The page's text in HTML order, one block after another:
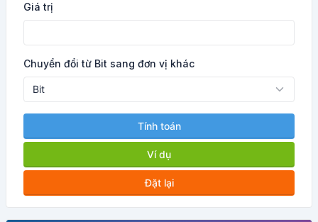
Giá trị
Chuyển đổi từ Bit sang đơn vị khác
Tính toán
Ví dụ
Đặt lại